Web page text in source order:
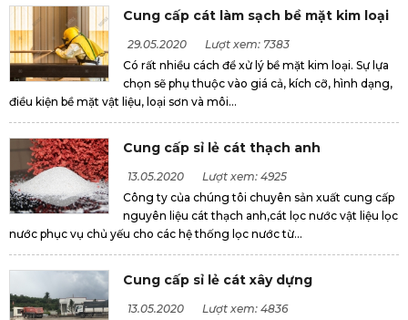
Cung cấp cát làm sạch bề mặt kim loại
29.05.2020
Lượt xem: 7383
Có rất nhiều cách để xử lý bề mặt kim loại. Sự lựa
chọn sẽ phụ thuộc vào giá cả, kích cỡ, hình dạng,
điều kiện bề mặt vật liệu, loại sơn và môi...
Cung cấp sỉ lẻ cát thạch anh
13.05.2020
Lượt xem: 4925
Công ty của chúng tôi chuyên sản xuất cung cấp
nguyên liệu cát thạch anh,cát lọc nước vật liệu lọc
nước phục vụ chủ yếu cho các hệ thống lọc nước từ...
Cung cấp sỉ lẻ cát xây dựng
13.05.2020
Lượt xem: 4836